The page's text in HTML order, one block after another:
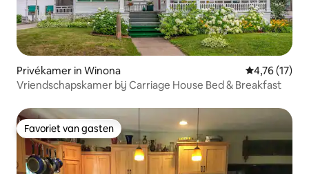
Privékamer in Winona Gemiddelde
4,76 (17)
Vriendschapskamer bij Carriage House Bed & Breakfast
Favoriet van gasten
Favoriet van gasten